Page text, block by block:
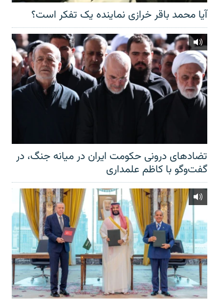
آیا محمد باقر خرازی نماینده یک تفکر است؟
تضادهای درونی حکومت ایران در میانه جنگ، در
گفت‌‌وگو با کاظم علمداری